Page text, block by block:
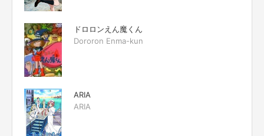
ドロロンえん魔くん
Dororon Enma-kun
ARIA
ARIA